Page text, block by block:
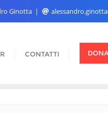
Ginotta
CONTATTI